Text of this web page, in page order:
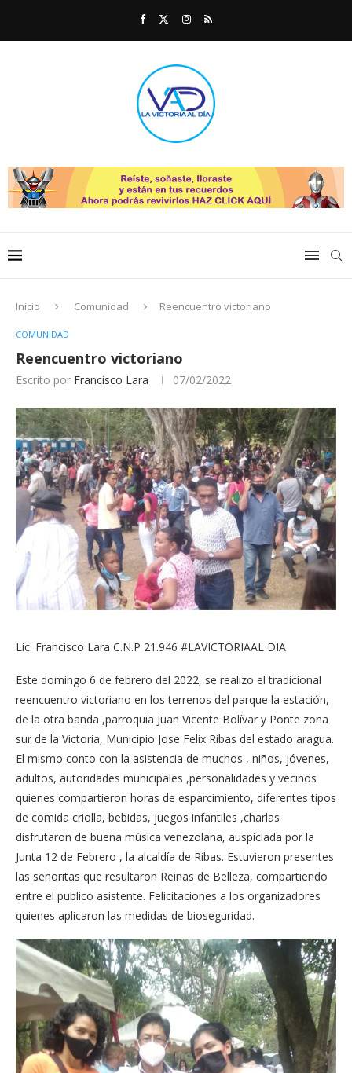
Inicio Comunidad Reencuentro victoriano
COMUNIDAD
Reencuentro victoriano
Escrito por Francisco Lara 07/02/2022
Lic. Francisco Lara C.N.P 21.946 #LAVICTORIAAL DIA
Este domingo 6 de febrero del 2022, se realizo el tradicional
reencuentro victoriano en los terrenos del parque la estación,
de la otra banda ,parroquia Juan Vicente Bolívar y Ponte zona
sur de la Victoria, Municipio Jose Felix Ribas del estado aragua.
El mismo conto con la asistencia de muchos , niños, jóvenes,
adultos, autoridades municipales ,personalidades y vecinos
quienes compartieron horas de esparcimiento, diferentes tipos
de comida criolla, bebidas, juegos infantiles ,charlas
disfrutaron de buena música venezolana, auspiciada por la
Junta 12 de Febrero , la alcaldía de Ribas. Estuvieron presentes
las señoritas que resultaron Reinas de Belleza, compartiendo
entre el publico asistente. Felicitaciones a los organizadores
quienes aplicaron las medidas de bioseguridad.